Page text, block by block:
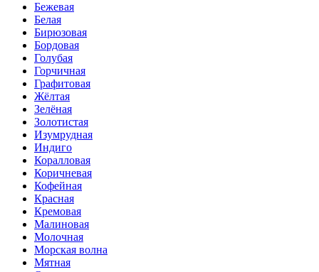
Бежевая
Белая
Бирюзовая
Бордовая
Голубая
Горчичная
Графитовая
Жёлтая
Зелёная
Золотистая
Изумрудная
Индиго
Коралловая
Коричневая
Кофейная
Красная
Кремовая
Малиновая
Молочная
Морская волна
Мятная